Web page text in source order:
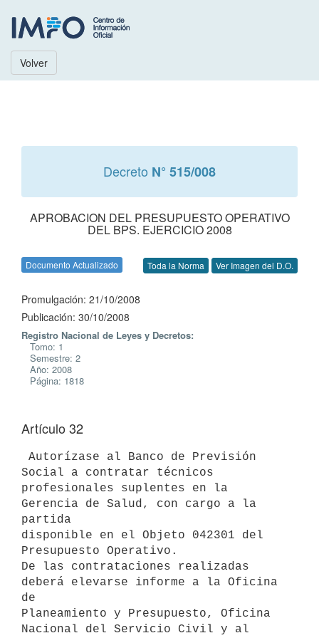
Volver
Decreto N° 515/008
APROBACION DEL PRESUPUESTO OPERATIVO
DEL BPS. EJERCICIO 2008
Documento Actualizado Toda la Norma Ver Imagen del D.O.
Promulgación: 21/10/2008
Publicación: 30/10/2008
Registro Nacional de Leyes y Decretos:
Tomo: 1
Semestre: 2
Año: 2008
Página: 1818
Artículo 32
Social a contratar técnicos
profesionales suplentes en la
Gerencia de Salud, con cargo a la
partida
disponible en el Objeto 042301 del
Presupuesto Operativo.
De las contrataciones realizadas
deberá elevarse informe a la Oficina
de
Planeamiento y Presupuesto, Oficina
Nacional del Servicio Civil y al